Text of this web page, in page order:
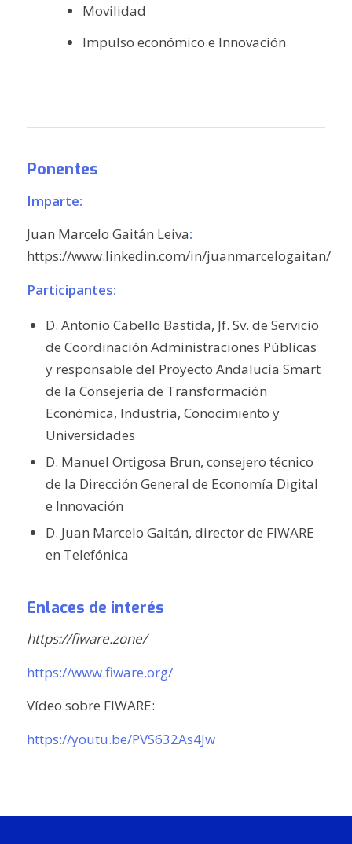
Movilidad
Impulso económico e Innovación
Ponentes
Imparte:
Juan Marcelo Gaitán Leiva:
https://www.linkedin.com/in/juanmarcelogaitan/
Participantes:
D. Antonio Cabello Bastida, Jf. Sv. de Servicio
de Coordinación Administraciones Públicas
y responsable del Proyecto Andalucía Smart
de la Consejería de Transformación
Económica, Industria, Conocimiento y
Universidades
D. Manuel Ortigosa Brun, consejero técnico
de la Dirección General de Economía Digital
e Innovación
D. Juan Marcelo Gaitán, director de FIWARE
en Telefónica
Enlaces de interés
https://fiware.zone/
https://www.fiware.org/
Vídeo sobre FIWARE:
https://youtu.be/PVS632As4Jw